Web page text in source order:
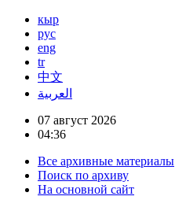
кыр
рус
eng
tr
中文
العربية
07 август 2026
04:36
Все архивные материалы
Поиск по архиву
На основной сайт